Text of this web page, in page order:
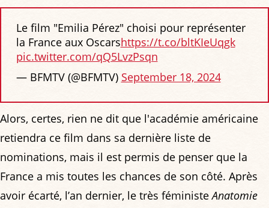
Le film "Emilia Pérez" choisi pour représenter
la France aux Oscarshttps://t.co/bltKIeUqgk
pic.twitter.com/qQ5LvzPsqn
— BFMTV (@BFMTV) September 18, 2024
Alors, certes, rien ne dit que l'académie américaine
retiendra ce film dans sa dernière liste de
nominations, mais il est permis de penser que la
France a mis toutes les chances de son côté. Après
avoir écarté, l’an dernier, le très féministeAnatomie